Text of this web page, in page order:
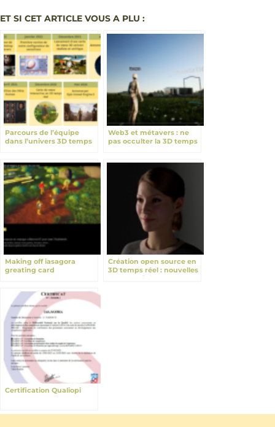
ET SI CET ARTICLE VOUS A PLU :
Parcours de l’équipe
dans l’univers 3D temps
réel
Web3 et métavers : ne
pas occulter la 3D temps
réel
Making off iasagora
greating card
Création open source en
3D temps réel : nouvelles
opportunités
Certification Qualiopi